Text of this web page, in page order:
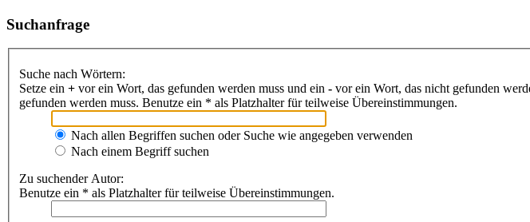
Suchanfrage
Suche nach Wörtern:
Setze ein + vor ein Wort, das gefunden werden muss und ein - vor ein Wort, das nicht gefunden
gefunden werden muss. Benutze ein * als Platzhalter für teilweise Übereinstimmungen.
Nach allen Begriffen suchen oder Suche wie angegeben verwenden
Nach einem Begriff suchen
Zu suchender Autor:
Benutze ein * als Platzhalter für teilweise Übereinstimmungen.